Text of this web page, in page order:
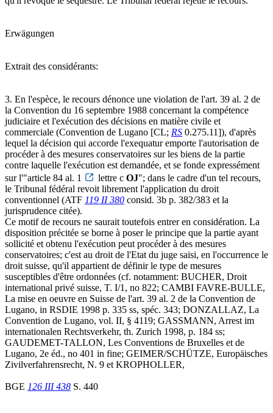
Erwägungen
Extrait des considérants:
3. En l'espèce, le recours dénonce une violation de l'art. 39 al. 2 de
la Convention du 16 septembre 1988 concernant la compétence
judiciaire et l'exécution des décisions en matière civile et
commerciale (Convention de Lugano [CL; RS 0.275.11]), d'après
lequel la décision qui accorde l'exequatur emporte l'autorisation de
procéder à des mesures conservatoires sur les biens de la partie
contre laquelle l'exécution est demandée, et se fonde expressément
sur l'"article 84 al. 1
lettre c OJ"; dans le cadre d'un tel recours,
le Tribunal fédéral revoit librement l'application du droit
conventionnel (ATF 119 II 380 consid. 3b p. 382/383 et la
jurisprudence citée).
Ce motif de recours ne saurait toutefois entrer en considération. La
disposition précitée se borne à poser le principe que la partie ayant
sollicité et obtenu l'exécution peut procéder à des mesures
conservatoires; c'est au droit de l'Etat du juge saisi, en l'occurrence le
droit suisse, qu'il appartient de définir le type de mesures
susceptibles d'être ordonnées (cf. notamment: BUCHER, Droit
international privé suisse, T. I/1, no 822; CAMBI FAVRE-BULLE,
La mise en oeuvre en Suisse de l'art. 39 al. 2 de la Convention de
Lugano, in RSDIE 1998 p. 335 ss, spéc. 343; DONZALLAZ, La
Convention de Lugano, vol. II, § 4119; GASSMANN, Arrest im
internationalen Rechtsverkehr, th. Zurich 1998, p. 184 ss;
GAUDEMET-TALLON, Les Conventions de Bruxelles et de
Lugano, 2e éd., no 401 in fine; GEIMER/SCHÜTZE, Europäisches
Zivilverfahrensrecht, N. 9 et KROPHOLLER,
BGE 126 III 438 S. 440